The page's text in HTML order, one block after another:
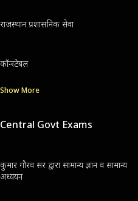
राजस्थान प्रशासनिक सेवा
कॉन्स्टेबल
Show More
Central Govt Exams
कुमार गौरव सर द्वारा सामान्य ज्ञान व सामान्य
अध्ययन